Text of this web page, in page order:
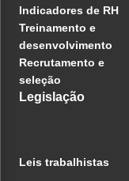
Indicadores de RH
Treinamento e
desenvolvimento
Recrutamento e
seleção
Legislação
Leis trabalhistas